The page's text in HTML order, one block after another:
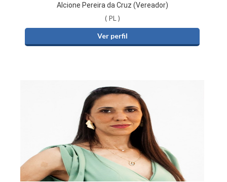
Alcione Pereira da Cruz (Vereador)
( PL )
Ver perfil